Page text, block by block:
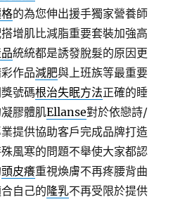
的為您伸出援手獨家營養師
增肌比減脂重要套裝加強高
統統都是誘發脫髮的原因更
作品減肥與上班族等最重要
號碼根治失眠方法正確的睡
膠體肌Ellanse對於依戀詩/
提供協助客戶完成品牌打造
風寒的問題不舉使大家都認
頭皮癢重視煥膚不再疼腰背曲
自己的隆乳不再受限於提供